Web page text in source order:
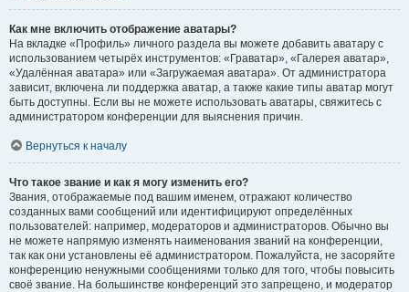
Как мне включить отображение аватары?
На вкладке «Профиль» личного раздела вы можете добавить аватару с
использованием четырёх инструментов: «Граватар», «Галерея аватар»,
«Удалённая аватара» или «Загружаемая аватара». От администратора
зависит, включена ли поддержка аватар, а также какие типы аватар могут
быть доступны. Если вы не можете использовать аватары, свяжитесь с
администратором конференции для выяснения причин.
Вернуться к началу
Что такое звание и как я могу изменить его?
Звания, отображаемые под вашим именем, отражают количество
созданных вами сообщений или идентифицируют определённых
пользователей: например, модераторов и администраторов. Обычно вы
не можете напрямую изменять наименования званий на конференции,
так как они установлены её администратором. Пожалуйста, не засоряйте
конференцию ненужными сообщениями только для того, чтобы повысить
своё звание. На большинстве конференций это запрещено, и модератор